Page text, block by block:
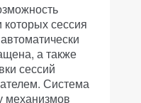
сессия
а также
сессий
Система
механизмов